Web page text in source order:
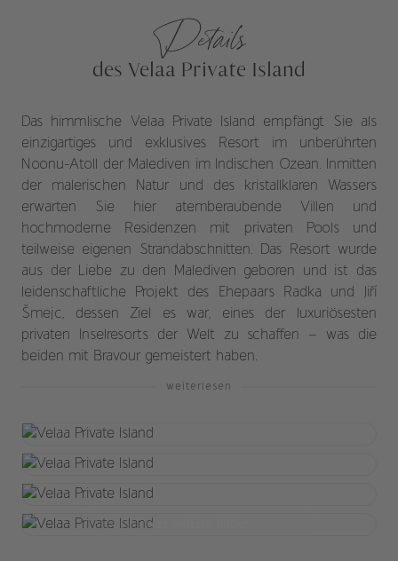
Details
des Velaa Private Island
Das himmlische Velaa Private Island empfängt Sie als
einzigartiges und exklusives Resort im unberührten
Noonu-Atoll der Malediven im Indischen Ozean. Inmitten
der malerischen Natur und des kristallklaren Wassers
erwarten Sie hier atemberaubende Villen und
hochmoderne Residenzen mit privaten Pools und
teilweise eigenen Strandabschnitten. Das Resort wurde
aus der Liebe zu den Malediven geboren und ist das
leidenschaftliche Projekt des Ehepaars Radka und Jiří
Šmejc, dessen Ziel es war, eines der luxuriösesten
privaten Inselresorts der Welt zu schaffen – was die
beiden mit Bravour gemeistert haben.
weiterlesen
+23 weitere Bilder